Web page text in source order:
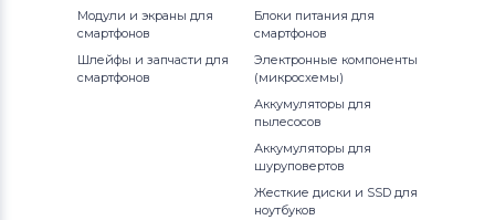
Модули и экраны для
смартфонов
Шлейфы и запчасти для
смартфонов
Блоки питания для
смартфонов
Электронные компоненты
(микросхемы)
Аккумуляторы для
пылесосов
Аккумуляторы для
шуруповертов
Жесткие диски и SSD для
ноутбуков